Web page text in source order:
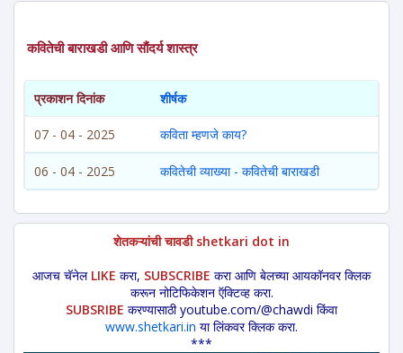
कवितेची बाराखडी आणि सौंदर्य शास्त्र
प्रकाशन दिनांक शीर्षक
07 - 04 - 2025 कविता म्हणजे काय?
06 - 04 - 2025 कवितेची व्याख्या - कवितेची बाराखडी
शेतकऱ्यांची चावडी shetkari dot in
आजच चॅनेल LIKE करा, SUBSCRIBE करा आणि बेलच्या आयकॉनवर क्लिक
करून नोटिफिकेशन ऍक्टिव्ह करा.
SUBSRIBE करण्यासाठी youtube.com/@chawdi किंवा
www.shetkari.in या लिंकवर क्लिक करा.
***